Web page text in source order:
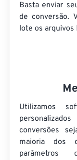
Basta enviar
de conversão.
lote os arquivos
Utilizamos
conversões
maioria dos